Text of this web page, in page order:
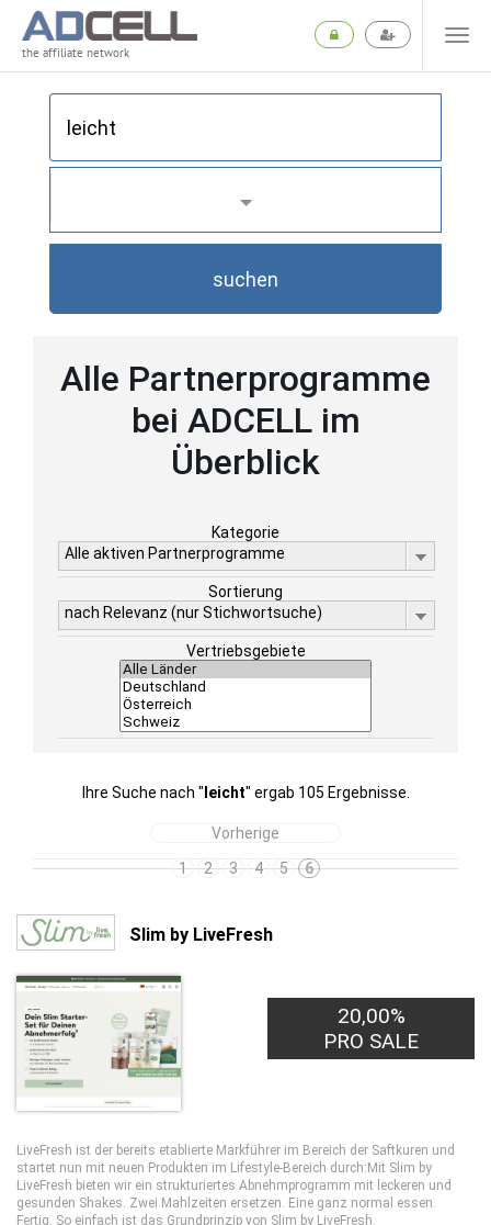
the affiliate network
suchen
Alle Partnerprogramme
bei ADCELL im
Überblick
Kategorie
Alle aktiven Partnerprogramme
Sortierung
nach Relevanz (nur Stichwortsuche)
Vertriebsgebiete
Ihre Suche nach " leicht" ergab 105 Ergebnisse.
Vorherige
1
2 3 4 5 6
Slim by LiveFresh
20,00%
PRO SALE
LiveFresh ist der bereits etablierte Markführer im Bereich der Saftkuren und
startet nun mit neuen Produkten im Lifestyle-Bereich durch:Mit Slim by
LiveFresh bieten wir ein strukturiertes Abnehmprogramm mit leckeren und
gesunden Shakes. Zwei Mahlzeiten ersetzen. Eine ganz normal essen.
Fertig. So einfach ist das Grundprinzip von Slim by LiveFresh.